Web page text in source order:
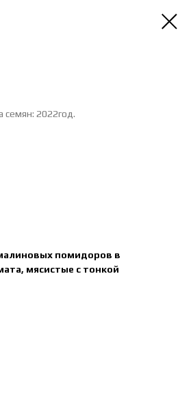
семян: 2022год.
помидоров в
мясистые с тонкой